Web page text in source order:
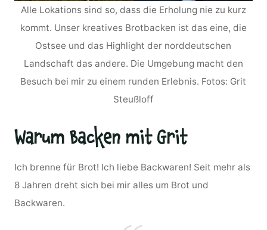
Alle Lokations sind so, dass die Erholung nie zu kurz
kommt. Unser kreatives Brotbacken ist das eine, die
Ostsee und das Highlight der norddeutschen
Landschaft das andere. Die Umgebung macht den
Besuch bei mir zu einem runden Erlebnis. Fotos: Grit
Steußloff
Warum Backen mit Grit
Ich brenne für Brot! Ich liebe Backwaren! Seit mehr als
8 Jahren dreht sich bei mir alles um Brot und
Backwaren.